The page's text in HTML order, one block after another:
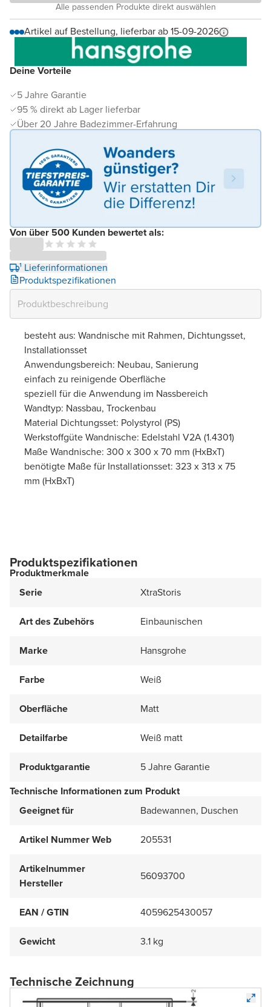
Deine Vorteile
5 Jahre Garantie
95 % direkt ab Lager lieferbar
Über 20 Jahre Badezimmer-Erfahrung
Von über 500 Kunden bewertet als:
¹ Lieferinformationen
Produktspezifikationen
Alle passenden Produkte direkt auswählen
Artikel auf Bestellung, lieferbar ab 15-09-2026
besteht aus: Wandnische mit Rahmen, Dichtungsset,
Installationsset
Anwendungsbereich: Neubau, Sanierung
einfach zu reinigende Oberfläche
speziell für die Anwendung im Nassbereich
Wandtyp: Nassbau, Trockenbau
Material Dichtungsset: Polystyrol (PS)
Werkstoffgüte Wandnische: Edelstahl V2A (1.4301)
Maße Wandnische: 300 x 300 x 70 mm (HxBxT)
benötigte Maße für Installationsset: 323 x 313 x 75
mm (HxBxT)
Produktspezifikationen
Produktmerkmale
Serie
XtraStoris
Art des Zubehörs Einbaunischen
Marke Hansgrohe
Farbe Weiß
Oberfläche Matt
Detailfarbe Weiß matt
Produktgarantie
5 Jahre Garantie
Technische Informationen zum Produkt
Geeignet für
Badewannen, Duschen
Artikel Nummer Web 205531
Artikelnummer
Hersteller
56093700
EAN / GTIN 4059625430057
Gewicht 3.1 kg
Technische Zeichnung